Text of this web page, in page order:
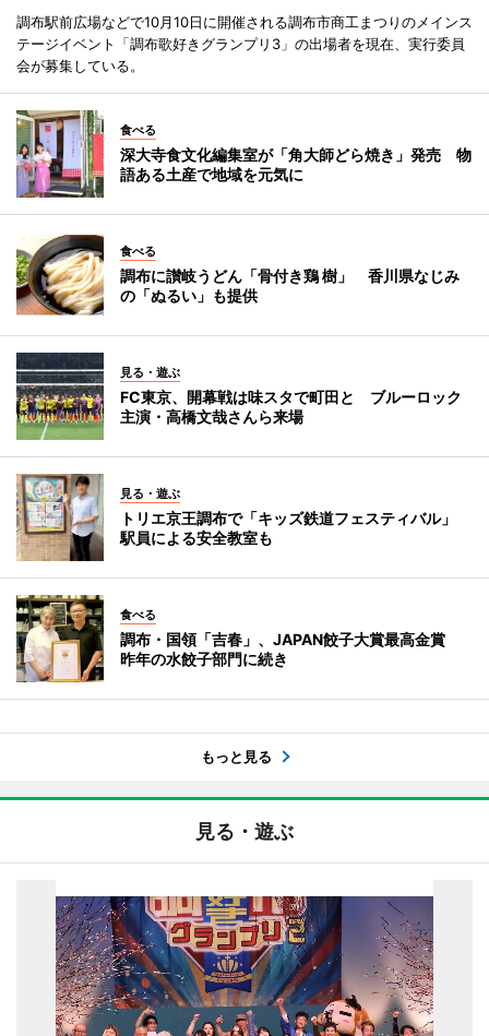
調布駅前広場などで10月10日に開催される調布市商工まつりのメインス
テージイベント「調布歌好きグランプリ3」の出場者を現在、実行委員
会が募集している。
食べる
深大寺食文化編集室が「角大師どら焼き」発売 物
語ある土産で地域を元気に
食べる
調布に讃岐うどん「骨付き鶏 樹」 香川県なじみ
の「ぬるい」も提供
見る・遊ぶ
FC東京、開幕戦は味スタで町田と ブルーロック
主演・高橋文哉さんら来場
見る・遊ぶ
トリエ京王調布で「キッズ鉄道フェスティバル」
駅員による安全教室も
食べる
調布・国領「吉春」、JAPAN餃子大賞最高金賞
昨年の水餃子部門に続き
もっと見る
見る・遊ぶ